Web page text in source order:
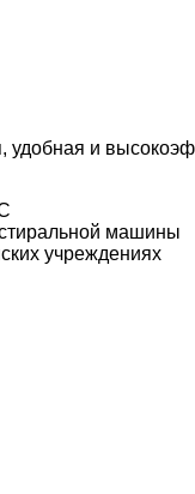
удобная и
машины
учреждениях